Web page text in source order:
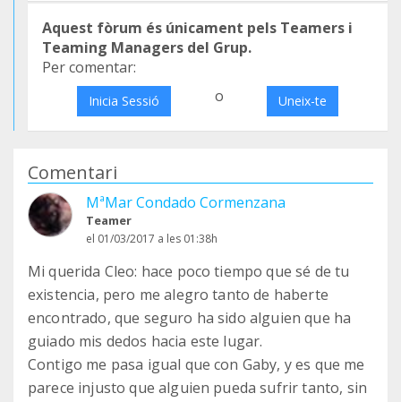
Aquest fòrum és únicament pels Teamers i
Teaming Managers del Grup.
Per comentar:
Inicia Sessió o Uneix-te
Comentari
MªMar Condado Cormenzana
Teamer
el 01/03/2017 a les 01:38h
Mi querida Cleo: hace poco tiempo que sé de tu
existencia, pero me alegro tanto de haberte
encontrado, que seguro ha sido alguien que ha
guiado mis dedos hacia este lugar.
Contigo me pasa igual que con Gaby, y es que me
parece injusto que alguien pueda sufrir tanto, sin